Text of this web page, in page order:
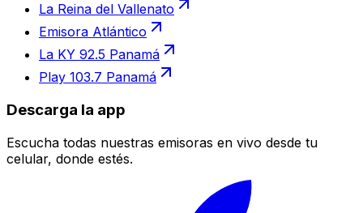
La Reina del Vallenato
Emisora Atlántico
La KY 92.5 Panamá
Play 103.7 Panamá
Descarga la app
Escucha todas nuestras emisoras en vivo desde tu
celular, donde estés.